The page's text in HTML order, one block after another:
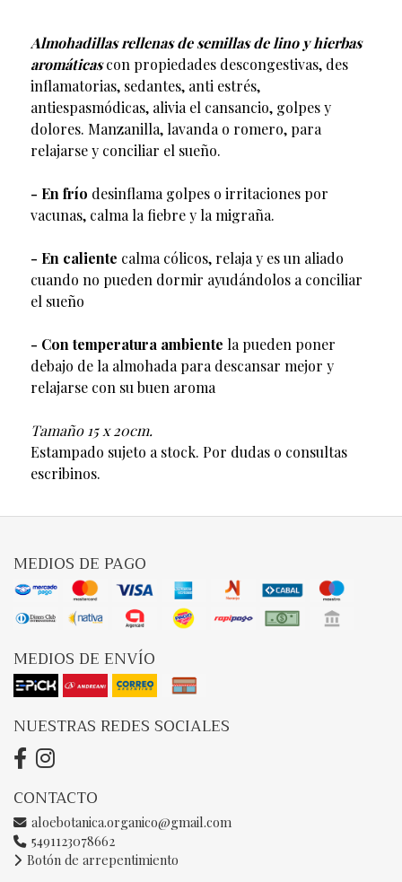
Almohadillas rellenas de semillas de lino y hierbas
aromáticascon propiedades descongestivas, des
inflamatorias, sedantes, anti estrés,
antiespasmódicas, alivia el cansancio, golpes y
dolores. Manzanilla, lavanda o romero, para
relajarse y conciliar el sueño.
- En frío desinflama golpes o irritaciones por
vacunas, calma la fiebre y la migraña.
- En caliente calma cólicos, relaja y es un aliado
cuando no pueden dormir ayudándolos a conciliar
el sueño
- Con temperatura ambiente la pueden poner
debajo de la almohada para descansar mejor y
relajarse con su buen aroma
Tamaño 15 x 20cm.
Estampado sujeto a stock. Por dudas o consultas
escribinos.
MEDIOS DE PAGO
MEDIOS DE ENVÍO
NUESTRAS REDES SOCIALES
CONTACTO
aloebotanica.organico@gmail.com
5491123078662
Botón de arrepentimiento